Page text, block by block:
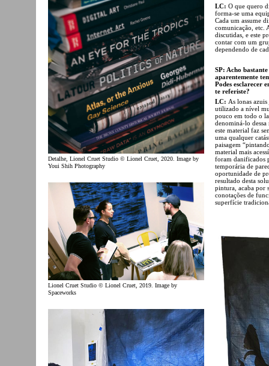
Detalhe, Lionel Cruet Studio © Lionel Cruet, 2020. Image by
Youi Shih Photography
Lionel Cruet Studio © Lionel Cruet, 2019. Image by
Spaceworks
LC: O que quero
forma-se uma
Cada um assume
comunicação, etc.
discutidas, e este
contar com um
dependendo de
SP: Acho
aparentemente
Podes esclarecer
te referiste?
LC: As lonas
utilizado a nível
pouco em todo o
denominá-lo
este material faz
uma qualquer
paisagem
material mais
foram danificados
temporária de
oportunidade de
resultado desta
pintura, acaba por
conotações de
superfície